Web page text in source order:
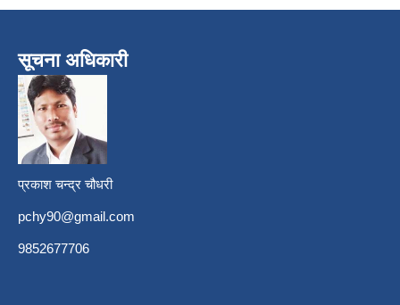
सूचना अधिकारी
प्रकाश चन्द्र चौधरी
pchy90@gmail.com
9852677706